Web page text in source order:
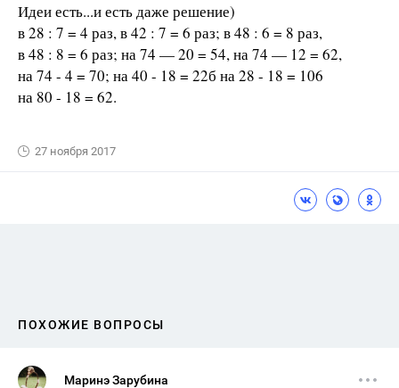
Идеи есть...и есть даже решение)
в 28 : 7 = 4 раз, в 42 : 7 = 6 раз; в 48 : 6 = 8 раз,
в 48 : 8 = 6 раз; на 74 — 20 = 54, на 74 — 12 = 62,
на 74 - 4 = 70; на 40 - 18 = 22б на 28 - 18 = 106
на 80 - 18 = 62.
27 ноября 2017
ПОХОЖИЕ ВОПРОСЫ
Маринэ Зарубина